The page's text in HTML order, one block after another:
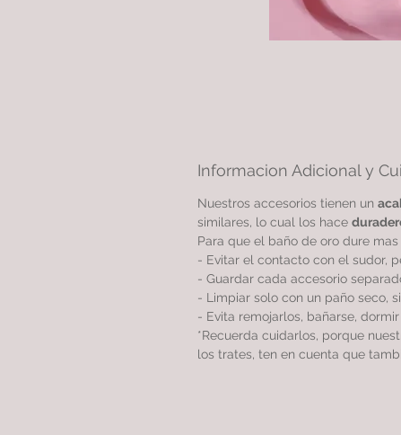
Informacion Adicional y
Nuestros accesorios tienen un
similares, lo cual los hace
Para que el baño de oro dure
- Evitar el contacto con el sudor,
- Guardar cada accesorio
- Limpiar solo con un paño seco,
- Evita remojarlos, bañarse,
*Recuerda cuidarlos, porque
los trates, ten en cuenta que